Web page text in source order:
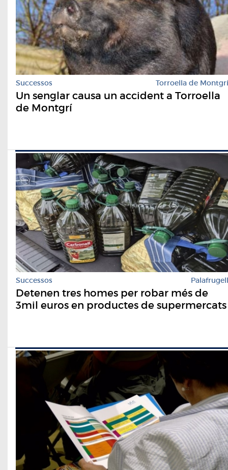
Successos Torroella de Montgrí
Un senglar causa un accident a Torroella
de Montgrí
Successos Palafrugell
Detenen tres homes per robar més de
3mil euros en productes de supermercats